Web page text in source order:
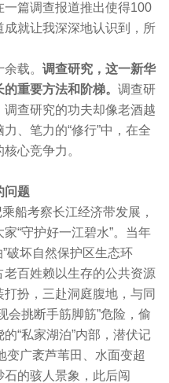
篇调查报道推出使得100
就让我深深地认识到，所
载。 调查研究，这一新华
重要方法和阶梯。 调查研
查研究的功夫却像老酒越
、笔力的“修行”中，在全
心竞争力。
问题
船考察长江经济带发展，
“守护好一江碧水”。当年
破坏自然保护区生态环
百姓赖以生存的公共资源
扮，三赴洞庭腹地，与同
会挑断手筋脚筋”危险，偷
“私家湖泊”内部，潜伏记
变广袤芦苇田、水面变超
的骇人景象，此后闯